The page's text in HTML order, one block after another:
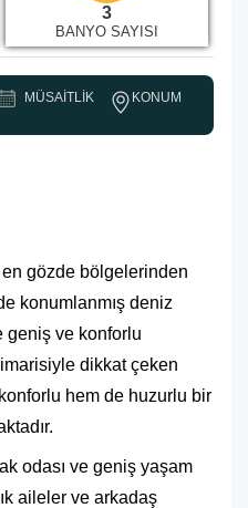
3
BANYO SAYISI
MÜSAITLIK KONUM
en gözde bölgelerinden
konumlanmış deniz
geniş ve konforlu
dikkat çeken
hem de huzurlu bir
odası ve geniş yaşam
aileler ve arkadaş